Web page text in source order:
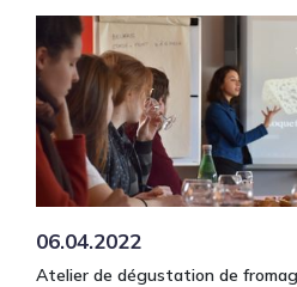
06.04.2022
Atelier de dégustation de